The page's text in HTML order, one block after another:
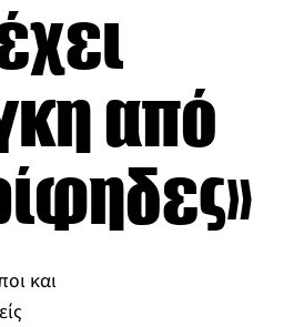
από
και